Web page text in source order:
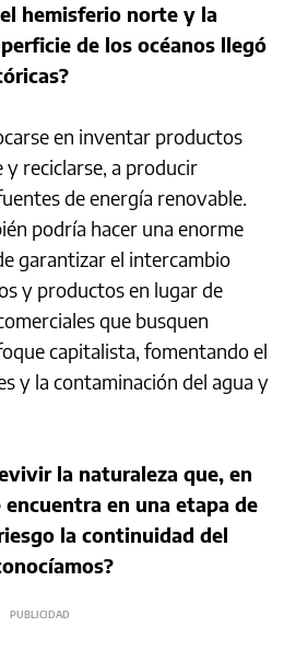
hemisferio norte y la
de los océanos llegó
en inventar productos
reciclarse, a producir
de energía renovable.
podría hacer una enorme
garantizar el intercambio
y productos en lugar de
que busquen
capitalista, fomentando el
y la contaminación del agua y
la naturaleza que, en
en una etapa de
la continuidad del